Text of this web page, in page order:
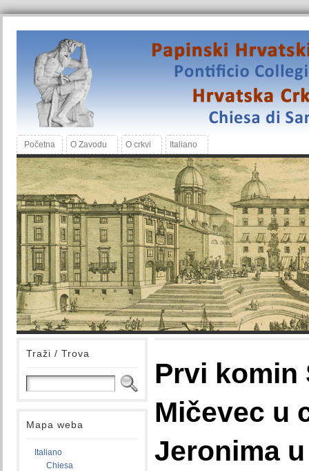
Početna O Zavodu O crkvi Italiano
Traži / Trova
Mapa weba
Italiano
Chiesa
Prvi komin
Mičevec u
Jeronima